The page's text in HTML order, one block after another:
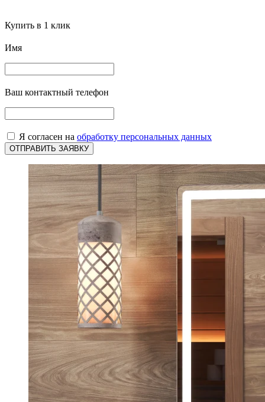
Купить в 1 клик
Имя
Ваш контактный телефон
Я согласен на обработку персональных данных